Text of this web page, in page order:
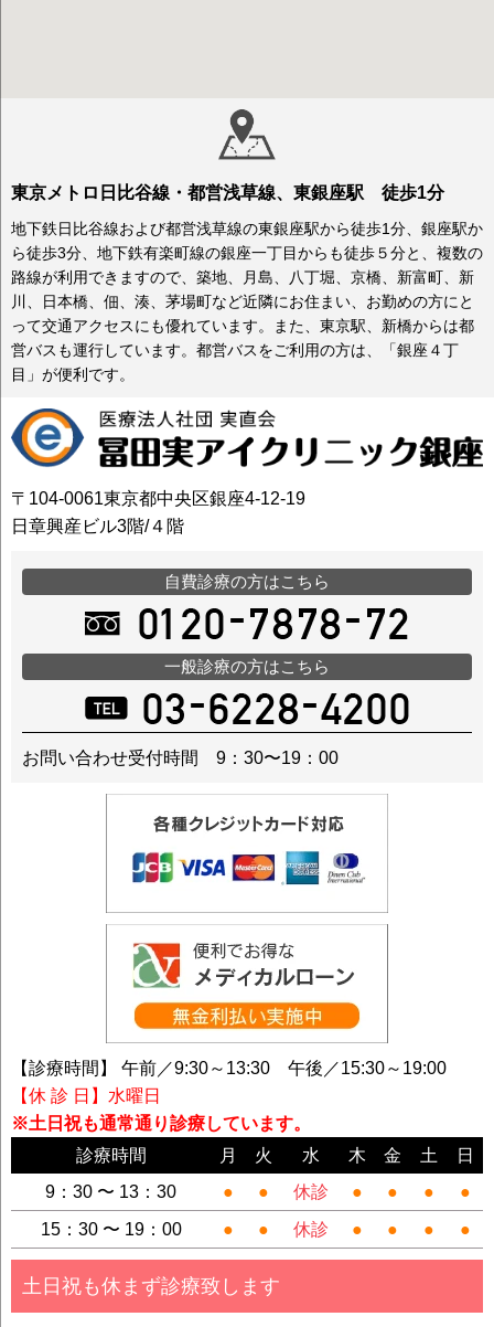
東京メトロ日比谷線・都営浅草線、東銀座駅 徒歩1分
地下鉄日比谷線および都営浅草線の東銀座駅から徒歩1分、銀座駅か
ら徒歩3分、地下鉄有楽町線の銀座一丁目からも徒歩５分と、複数の
路線が利用できますので、築地、月島、八丁堀、京橋、新富町、新
川、日本橋、佃、湊、茅場町など近隣にお住まい、お勤めの方にと
って交通アクセスにも優れています。また、東京駅、新橋からは都
営バスも運行しています。都営バスをご利用の方は、「銀座４丁
目」が便利です。
〒104-0061東京都中央区銀座4-12-19
日章興産ビル3階/４階
自費診療の方はこちら
一般診療の方はこちら
お問い合わせ受付時間 9：30〜19：00
【診療時間】 午前／9:30～13:30 午後／15:30～19:00
【休 診 日】水曜日
※土日祝も通常通り診療しています。
診療時間
月 火 水 木 金 土
日
9：30 〜 13：30
● ● 休診 ● ● ●
●
15：30 〜 19：00
● ● 休診 ● ● ● ●
土日祝も休まず診療致します